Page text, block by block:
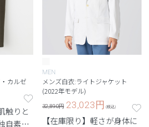
カルゼ
触りと
自素材
MEN
メンズ白衣:ライトジャケット
(2022年モデル)
32,890円 23,023円 (税込)
【在庫限り】軽さが身体に